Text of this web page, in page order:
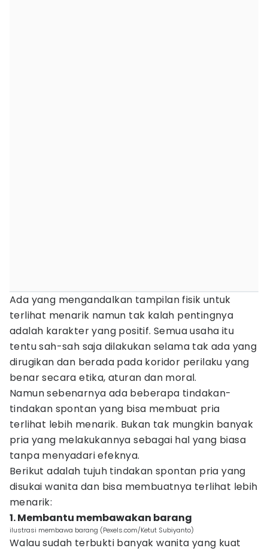
Ada yang mengandalkan tampilan fisik untuk
terlihat menarik namun tak kalah pentingnya
adalah karakter yang positif. Semua usaha itu
tentu sah-sah saja dilakukan selama tak ada yang
dirugikan dan berada pada koridor perilaku yang
benar secara etika, aturan dan moral.
Namun sebenarnya ada beberapa tindakan-
tindakan spontan yang bisa membuat pria
terlihat lebih menarik. Bukan tak mungkin banyak
pria yang melakukannya sebagai hal yang biasa
tanpa menyadari efeknya.
Berikut adalah tujuh tindakan spontan pria yang
disukai wanita dan bisa membuatnya terlihat lebih
menarik:
1. Membantu membawakan barang
ilustrasi membawa barang (Pexels.com/Ketut Subiyanto)
Walau sudah terbukti banyak wanita yang kuat